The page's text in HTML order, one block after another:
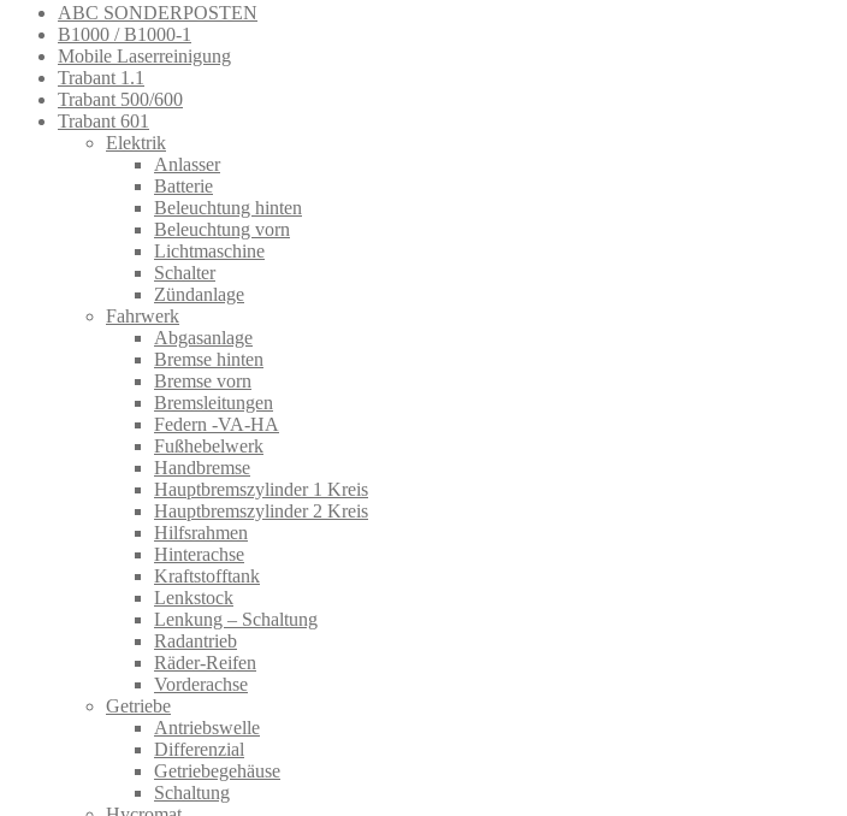
ABC SONDERPOSTEN
B1000 / B1000-1
Mobile Laserreinigung
Trabant 1.1
Trabant 500/600
Trabant 601
Elektrik
Anlasser
Batterie
Beleuchtung hinten
Beleuchtung vorn
Lichtmaschine
Schalter
Zündanlage
Fahrwerk
Abgasanlage
Bremse hinten
Bremse vorn
Bremsleitungen
Federn -VA-HA
Fußhebelwerk
Handbremse
Hauptbremszylinder 1 Kreis
Hauptbremszylinder 2 Kreis
Hilfsrahmen
Hinterachse
Kraftstofftank
Lenkstock
Lenkung – Schaltung
Radantrieb
Räder-Reifen
Vorderachse
Getriebe
Antriebswelle
Differenzial
Getriebegehäuse
Schaltung